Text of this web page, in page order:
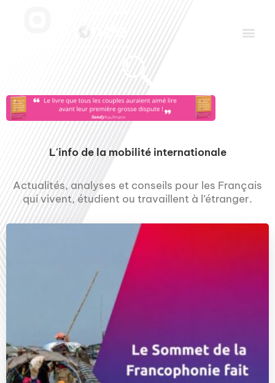
L'info de la mobilité internationale
Actualités, analyses et conseils pour les Français
qui vivent, étudient ou travaillent à l’étranger.